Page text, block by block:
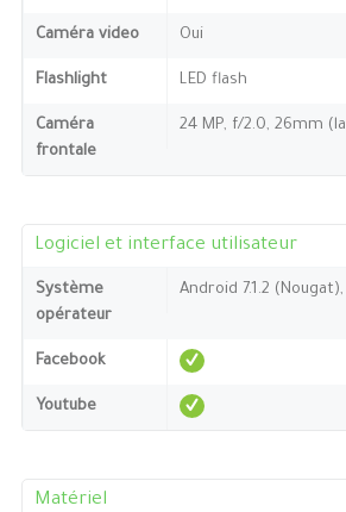
Caméra video Oui
Flashlight LED flash
Caméra
frontale
24 MP, f/2.0, 26mm
Logiciel et interface utilisateur
Système
opérateur
Android 7.1.2
Facebook
Youtube
Matériel